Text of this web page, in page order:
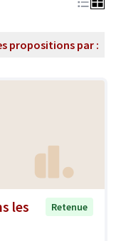
propositions par :
les
Retenue